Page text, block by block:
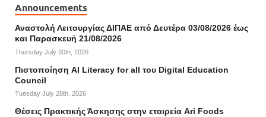
Announcements
Αναστολή Λειτουργίας ΔΙΠΑΕ από Δευτέρα 03/08/2026 έως
και Παρασκευή 21/08/2026
Thursday July 30th, 2026
Πιστοποίηση AI Literacy for all του Digital Education
Council
Tuesday July 28th, 2026
Θέσεις Πρακτικής Άσκησης στην εταιρεία Ari Foods